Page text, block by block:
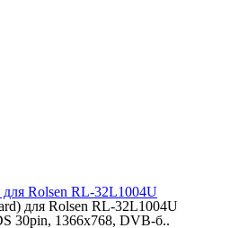
Rolsen RL-32L1004U
для Rolsen RL-32L1004U
30pin, 1366x768, DVB-б..